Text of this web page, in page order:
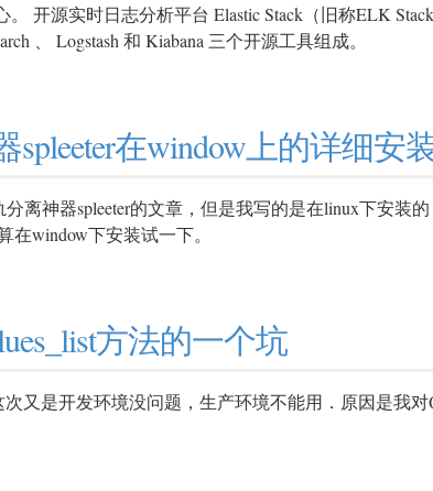
开源实时日志分析平台 Elastic Stack（旧称ELK
、 Logstash 和 Kiabana 三个开源工具组成。
spleeter在window上的详细安
神器spleeter的文章，但是我写的是在linux下安装
window下安装试一下。
方法的一个坑
是开发环境没问题，生产环境不能用．原因是我对